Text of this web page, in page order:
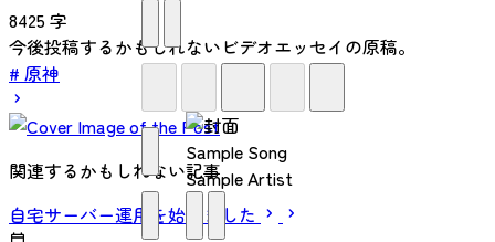
8425 字
今後投稿するかもしれないビデオエッセイの原稿。
# 原神
関連するかもしれない記事
自宅サーバー運用を始めました
Sample Song
Sample Artist